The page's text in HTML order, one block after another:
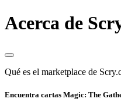
Acerca de
Qué es el marketplace de
Encuentra cartas Magic: The